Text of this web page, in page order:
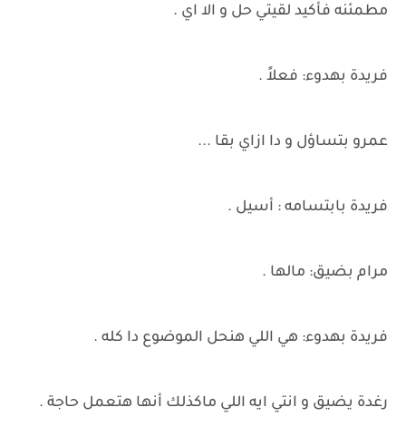
مطمئنه فأكيد لقيتي حل و الا اي .
فريدة بهدوء: فعلاً .
عمرو بتساؤل و دا ازاي بقا ...
فريدة بابتسامه : أسيل .
مرام بضيق: مالها .
فريدة بهدوء: هي اللي هنحل الموضوع دا كله .
رغدة يضيق و انتي ايه اللي ماكذلك أنها هتعمل حاجة .